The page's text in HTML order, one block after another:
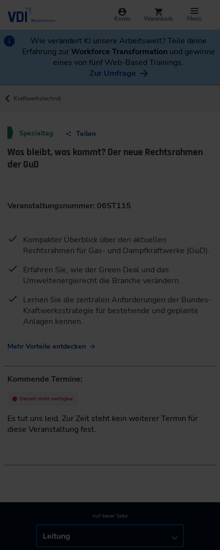
Konto Warenkorb Menü
Wie verändert KI unsere Arbeitswelt? Teile deine
Erfahrung zurWorkforce Transformation und gewinne
eines von fünf Web-Based Trainings.
Zur Umfrage
Kraftwerkstechnik
Spezialtag Teilen
Was bleibt, was kommt? Der neue Rechtsrahmen
der GuD
Veranstaltungsnummer: 06ST115
Kompakter Überblick über den aktuellen
Rechtsrahmen für Gas- und Dampfkraftwerke (GuD).
Erfahren Sie, wie der Green Deal und das
Umweltenergierecht die Branche verändern.
Lernen Sie die zentralen Anforderungen der Bundes-
Kraftwerksstrategie für bestehende und geplante
Anlagen kennen.
Mehr Vorteile entdecken
Kommende Termine:
Derzeit nicht verfügbar
Es tut uns leid. Zur Zeit steht kein weiterer Termin für
diese Veranstaltung fest.
Auf dieser Seite:
Leitung